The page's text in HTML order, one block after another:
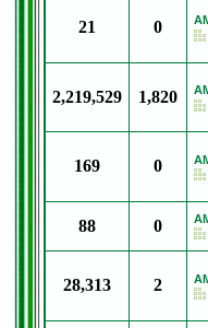
0
21
1,820
2,219,529
0
169
0
88
2
28,313